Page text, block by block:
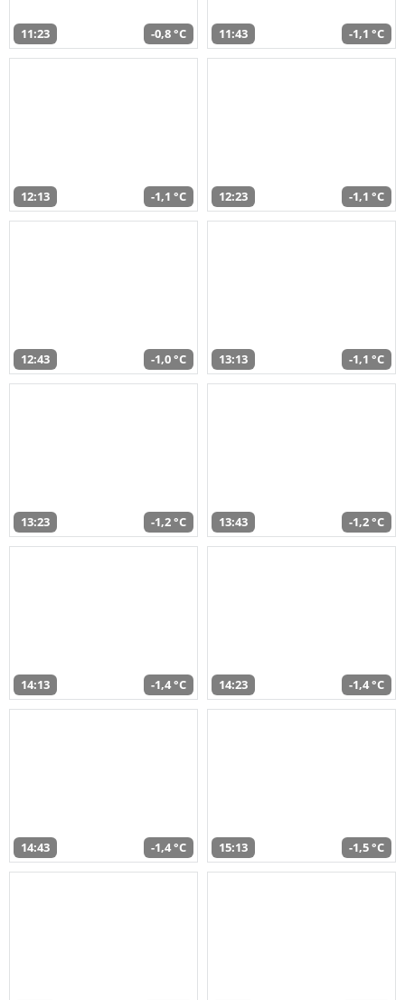
11:23 -0,8 °C 11:43 -1,1 °C
12:13 -1,1 °C 12:23 -1,1 °C
12:43 -1,0 °C 13:13 -1,1 °C
13:23 -1,2 °C 13:43 -1,2 °C
14:13 -1,4 °C 14:23 -1,4 °C
14:43 -1,4 °C 15:13 -1,5 °C